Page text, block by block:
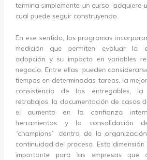
termina simplemente un curso; adquiere
cual puede seguir construyendo.
En ese sentido, los programas
medición que permiten evaluar la
adopción y su impacto en variables
negocio. Entre ellas, pueden
tiempos en determinadas tareas, la
consistencia de los entregables, la
retrabajos, la documentación de casos
el aumento en la confianza
herramientas y la consolidación
“champions” dentro de la
continuidad del proceso. Esta dimensión
importante para las empresas que